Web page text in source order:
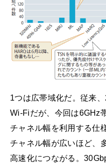
1つは広帯域化だ。従来
Wi-Fiだが、今回は6GHz
チャネル幅を利用する仕
チャネル幅が広いほど、
高速化につながる。